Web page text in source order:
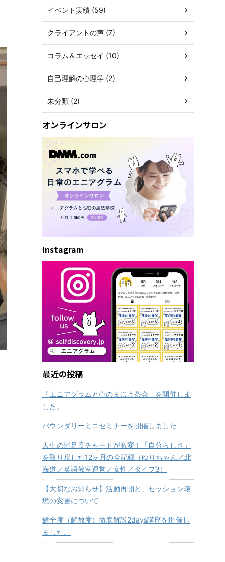
イベント実績 (59)
クライアントの声 (7)
コラム＆エッセイ (10)
自己理解の心理学 (2)
未分類 (2)
オンラインサロン
Instagram
最近の投稿
「エニアグラムと心のまほう茶会」を開催しま
した。
バウンダリーミニセミナーを開催しました
人生の満足度チャートが激変！「自分らしさ」
を取り戻した12ヶ月の全記録（ゆりちゃん／北
海道／英語教室運営／女性／タイプ3）
【大切なお知らせ】活動再開と、セッション環
境の変更について
健全度（解放度）徹底解説2days講座を開催し
ました。